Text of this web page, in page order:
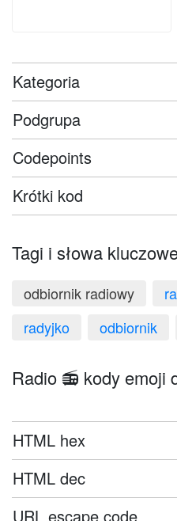
Kategoria
Podgrupa
Codepoints
Krótki kod
Tagi i słowa
odbiornik radiowy
radyjko
odbiornik
Radio 📻 kody emoji
HTML hex
HTML dec
URL escape code